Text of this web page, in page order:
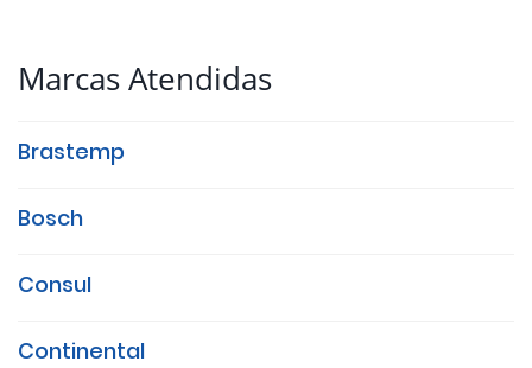
Marcas Atendidas
Brastemp
Bosch
Consul
Continental